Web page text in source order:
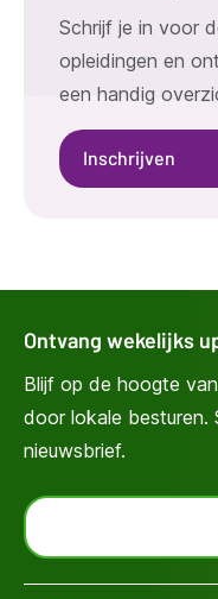
Schrijf je in voor
opleidingen en
een handig
Inschrijven
Ontvang wekelijks
Blijf op de hoogte
door lokale besturen.
nieuwsbrief.